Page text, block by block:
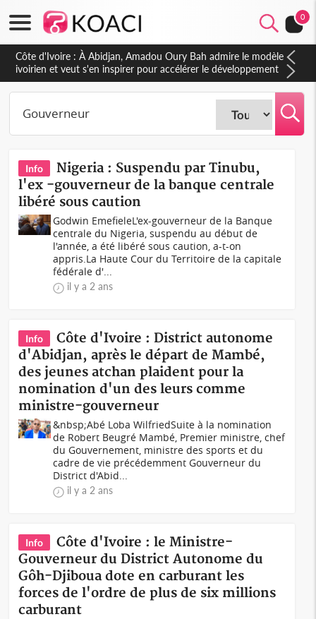
0
Côte d'Ivoire : À Abidjan, Amadou Oury Bah admire le modèle
ivoirien et veut s'en inspirer pour accélérer le développement
de la Guinée
Info
Nigeria : Suspendu par Tinubu,
l'ex -gouverneur de la banque centrale
libéré sous caution
Godwin EmefieleL'ex-gouverneur de la Banque
centrale du Nigeria, suspendu au début de
l'année, a été libéré sous caution, a-t-on
appris.La Haute Cour du Territoire de la capitale
fédérale d'...
il y a 2 ans
Info
Côte d'Ivoire : District autonome
d'Abidjan, après le départ de Mambé,
des jeunes atchan plaident pour la
nomination d'un des leurs comme
ministre-gouverneur
&nbsp;Abé Loba WilfriedSuite à la nomination
de Robert Beugré Mambé, Premier ministre, chef
du Gouvernement, ministre des sports et du
cadre de vie précédemment Gouverneur du
District d'Abid...
il y a 2 ans
Info
Côte d'Ivoire : le Ministre-
Gouverneur du District Autonome du
Gôh-Djiboua dote en carburant les
forces de l'ordre de plus de six millions
carburant